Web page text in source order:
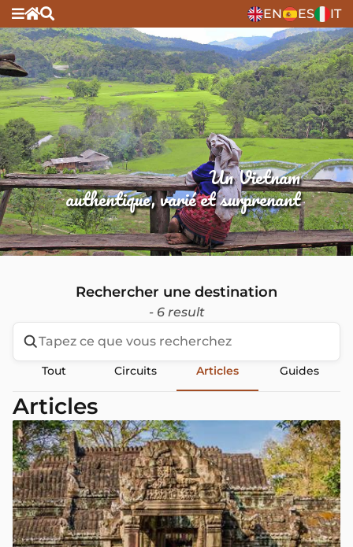
EN ES IT
Un Vietnam
authentique, varié et surprenant
Rechercher une destination
- 6 result
Tout Circuits Articles Guides
Articles